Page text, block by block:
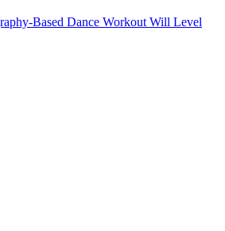
Based Dance Workout Will Level